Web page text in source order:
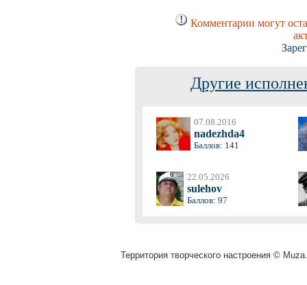
Комментарии могут
Другие
07.08.2016
nadezhda4
Баллов: 141
22.05.2026
sulehov
Баллов: 97
Территория творческого настроения ©